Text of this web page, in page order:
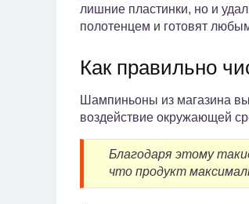
лишние пластинки, но и
полотенцем и готовят
Как правильно
Шампиньоны из магазина
воздействие окружающей
Благодаря этому
что продукт